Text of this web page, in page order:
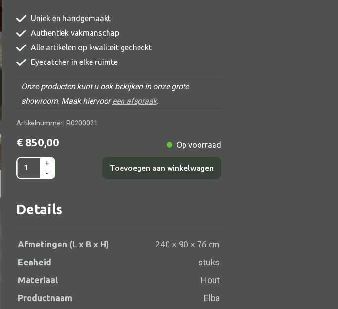
Object
Uniek en handgemaakt
Authentiek vakmanschap
Alle artikelen op kwaliteit gecheckt
Eyecatcher in elke ruimte
Onze producten kunt u ook bekijken in onze grote
showroom. Maak hiervooreen afspraak.
Artikelnummer: R0200021
€850,00 Op voorraad
Eettafel
Elba
aantal
+
-
Toevoegen aan winkelwagen
Details
Afmetingen (L x B x H)
240 × 90 × 76 cm
Eenheid
stuks
Materiaal Hout
Productnaam Elba